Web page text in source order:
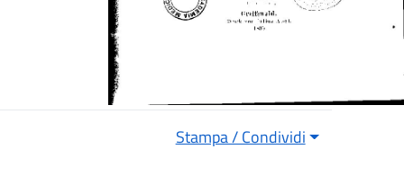
Stampa / Condividi